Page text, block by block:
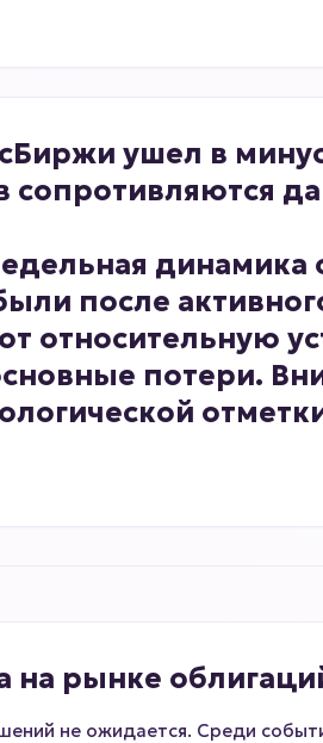
ушел в
сопротивляются
динамика
после
относительную
потери.
на рынке
не ожидается. Среди